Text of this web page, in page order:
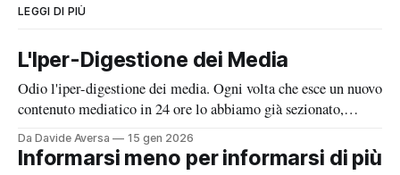
LEGGI DI PIÙ
L'Iper-Digestione dei Media
Odio l'iper-digestione dei media. Ogni volta che esce un nuovo
contenuto mediatico in 24 ore lo abbiamo già sezionato,
metabolizzato, analizzato e sputato un opinione al riguardo.
Forse, dovremmo prendercela più comoda.
Da Davide Aversa 15 gen 2026
Informarsi meno per informarsi di più